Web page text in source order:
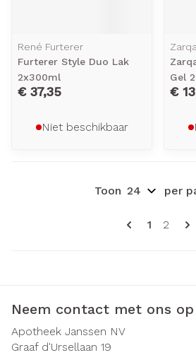
René Furterer
Furterer Style Duo Lak
2x300ml
€ 37,35
Niet beschikbaar
Zarqa
Gel
€
Pagina's
U lees
1 Pagina
2
Toon per
Neem contact met ons op
Apotheek Janssen NV
Graaf d'Ursellaan 19